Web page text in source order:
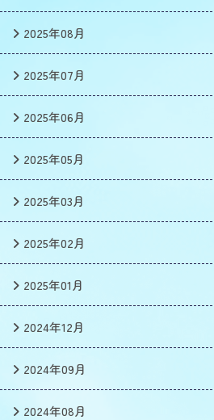
2025年08月
2025年07月
2025年06月
2025年05月
2025年03月
2025年02月
2025年01月
2024年12月
2024年09月
2024年08月